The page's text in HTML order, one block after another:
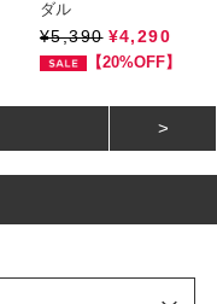
ダル
¥5,390 ¥4,290
【20%OFF】
>